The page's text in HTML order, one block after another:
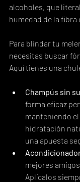
alcoholes, que
humedad de la fibra
Para blindar tu
necesitas buscar
Aquí tienes una
Champús sin
forma eficaz
manteniendo
hidratación
una apuesta
mejores
Aplícalos